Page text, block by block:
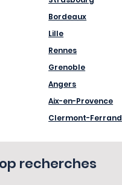
Bordeaux
Lille
Rennes
Grenoble
Angers
Aix-en-Provence
Clermont-Ferrand
recherches